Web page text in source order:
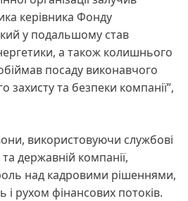
керівника Фонду
у подальшому став
а також колишнього
посаду виконавчого
захисту та безпеки компанії”,
використовуючи службові
та державній компанії,
над кадровими рішеннями,
і рухом фінансових потоків.